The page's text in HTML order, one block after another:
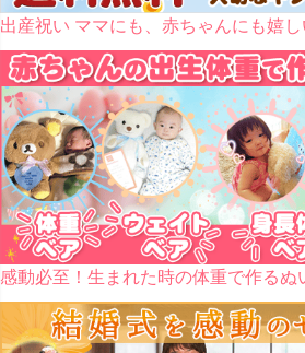
出産祝い ママにも、赤ちゃんにも嬉
感動必至！生まれた時の体重で作るぬ